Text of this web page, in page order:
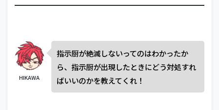
HIKAWA
指示厨が絶滅しないってのはわかったか
ら、指示厨が出現したときにどう対処すれ
ばいいのかを教えてくれ！